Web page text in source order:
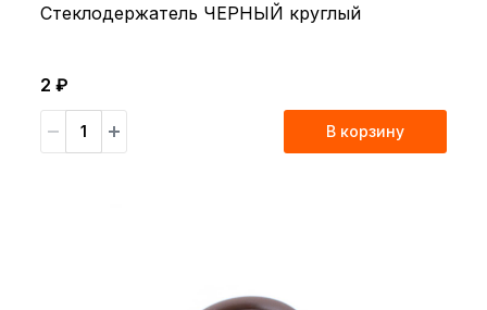
Стеклодержатель ЧЕРНЫЙ круглый
2 ₽
В корзину